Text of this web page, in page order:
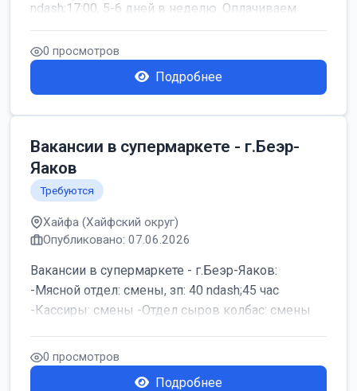
ndash;17:00, 5-6 дней в неделю. Оплачиваем
дор...
0 просмотров
Подробнее
Вакансии в супермаркете - г.Беэр-
Яаков
Требуются
Хайфа (Хайфский округ)
Опубликовано: 07.06.2026
Вакансии в супермаркете - г.Беэр-Яаков:
-Мясной отдел: смены, зп: 40 ndash;45 час
-Кассиры: смены -Отдел сыров колбас: смены
0 просмотров
Подробнее